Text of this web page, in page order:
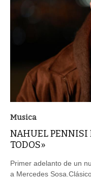
Musica
NAHUEL PENNISI
TODOS»
Primer adelanto de un
a Mercedes